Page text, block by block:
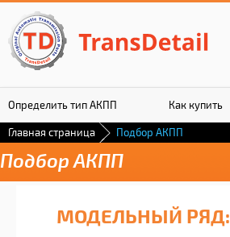
Определить тип АКПП Как купить
Гарантия
Главная страница Подбор АКПП
Подбор АКПП
МОДЕЛЬНЫЙ РЯД: